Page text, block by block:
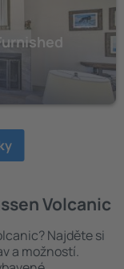
Volcanic
Najděte si
a možností.